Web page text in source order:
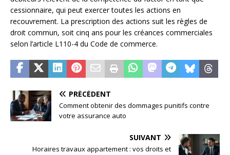
cessionnaire, qui peut exercer toutes les actions en
recouvrement. La prescription des actions suit les règles de
droit commun, soit cinq ans pour les créances commerciales
selon l’article L110-4 du Code de commerce.
PRÉCÉDENT
Comment obtenir des dommages punitifs contre
votre assurance auto
SUIVANT
Horaires travaux appartement : vos droits et